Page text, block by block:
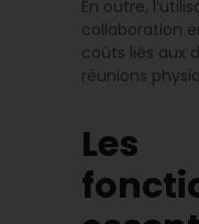
En outre,
collaboration
coûts liés aux
réunions
Les